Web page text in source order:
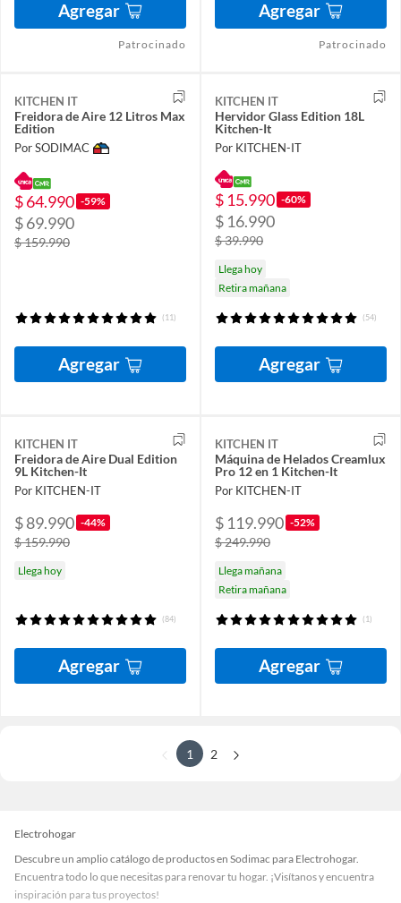
Agregar
Patrocinado
Agregar
Patrocinado
KITCHEN IT
Freidora de Aire 12 Litros Max
Edition
Por SODIMAC
$ 64.990 -59%
$ 69.990
$ 159.990
(11)
Agregar
KITCHEN IT
Hervidor Glass Edition 18L
Kitchen-It
Por KITCHEN-IT
$ 15.990 -60%
$ 16.990
$ 39.990
Llega hoy
Retira mañana
(54)
Agregar
KITCHEN IT
Freidora de Aire Dual Edition
9L Kitchen-It
Por KITCHEN-IT
$ 89.990 -44%
$ 159.990
Llega hoy
(84)
Agregar
KITCHEN IT
Máquina de Helados Creamlux
Pro 12 en 1 Kitchen-It
Por KITCHEN-IT
$ 119.990 -52%
$ 249.990
Llega mañana
Retira mañana
(1)
Agregar
1 2
Electrohogar
Descubre un amplio catálogo de productos en Sodimac para Electrohogar.
Encuentra todo lo que necesitas para renovar tu hogar. ¡Visítanos y encuentra
inspiración para tus proyectos!